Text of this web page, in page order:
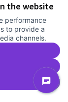
the website
performance
to provide a
channels.